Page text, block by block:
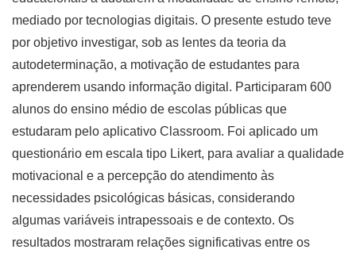
mediado por tecnologias digitais. O presente estudo teve
por objetivo investigar, sob as lentes da teoria da
autodeterminação, a motivação de estudantes para
aprenderem usando informação digital. Participaram 600
alunos do ensino médio de escolas públicas que
estudaram pelo aplicativo Classroom. Foi aplicado um
questionário em escala tipo Likert, para avaliar a qualidade
motivacional e a percepção do atendimento às
necessidades psicológicas básicas, considerando
algumas variáveis intrapessoais e de contexto. Os
resultados mostraram relações significativas entre os